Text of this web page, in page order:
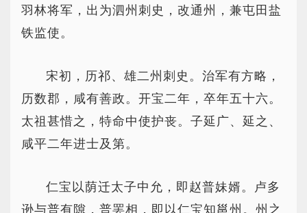
羽林将军，出为泗州刺史，改通州，兼屯田盐
铁监使。
宋初，历祁、雄二州刺史。治军有方略，
历数郡，咸有善政。开宝二年，卒年五十六。
太祖甚惜之，特命中使护丧。子延广、延之、
咸平二年进士及第。
仁宝以荫迁太子中允，即赵普妹婿。卢多
逊与普有隙，普罢相，即以仁宝知邕州。州之